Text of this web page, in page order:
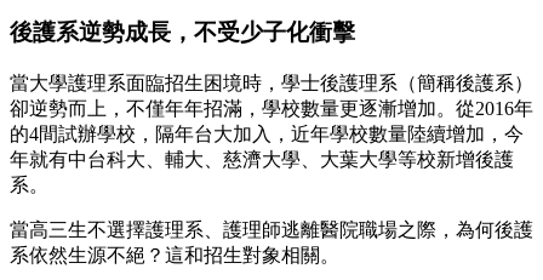
後護系逆勢成長，不受少子化衝擊
當大學護理系面臨招生困境時，學士後護理系（簡稱後護系）
卻逆勢而上，不僅年年招滿，學校數量更逐漸增加。從2016年
的4間試辦學校，隔年台大加入，近年學校數量陸續增加，今
年就有中台科大、輔大、慈濟大學、大葉大學等校新增後護
系。
當高三生不選擇護理系、護理師逃離醫院職場之際，為何後護
系依然生源不絕？這和招生對象相關。